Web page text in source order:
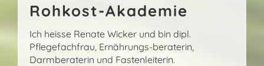
Rohkost-Akademie
Ich heisse Renate Wicker und bin dipl.
Pflegefachfrau, Ernährungs-beraterin,
Darmberaterin und Fastenleiterin.